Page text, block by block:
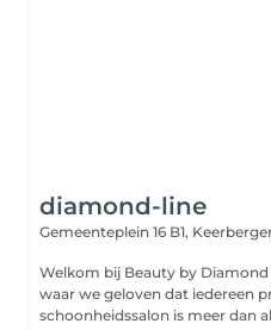
diamond-line
Gemeenteplein 16 B1,
Welkom bij Beauty by Diamond Line, een
waar we geloven dat iedereen
schoonheidssalon is meer dan